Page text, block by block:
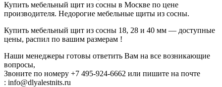
Купить мебельный щит из сосны в Москве по цене
производителя. Недорогие мебельные щиты из сосны.
Купить мебельный щит из сосны 18, 28 и 40 мм — доступные
цены, распил по вашим размерам !
Наши менеджеры готовы ответить Вам на все возникающие
вопросы,
Звоните по номеру +7 495-924-6662 или пишите на почте
: info@dlyalestnits.ru